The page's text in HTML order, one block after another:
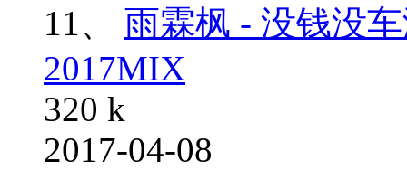
11、
雨霖枫 - 没钱没
2017MIX
320 k
2017-04-08